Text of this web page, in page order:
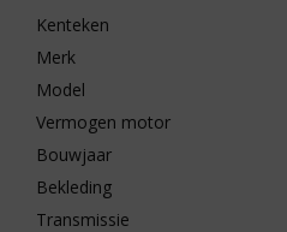
Kenteken
Merk
Model
Vermogen motor
Bouwjaar
Bekleding
Transmissie